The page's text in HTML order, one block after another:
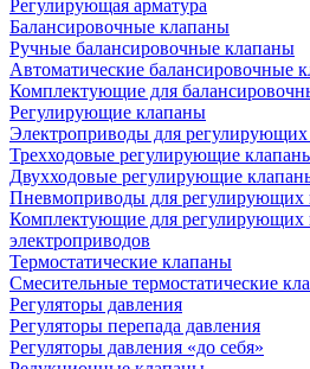
Регулирующая арматура
Балансировочные клапаны
Ручные балансировочные клапаны
Автоматические балансировочные
Комплектующие для
Регулирующие клапаны
Электроприводы для регулирующих
Трехходовые регулирующие
Двухходовые регулирующие
Пневмоприводы для регулирующих
Комплектующие для регулирующих
электроприводов
Термостатические клапаны
Смесительные термостатические
Регуляторы давления
Регуляторы перепада давления
Регуляторы давления «до себя»